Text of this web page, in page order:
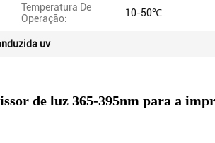
Temperatura De
Operação:
10-50℃
uv
de luz 365-395nm para a